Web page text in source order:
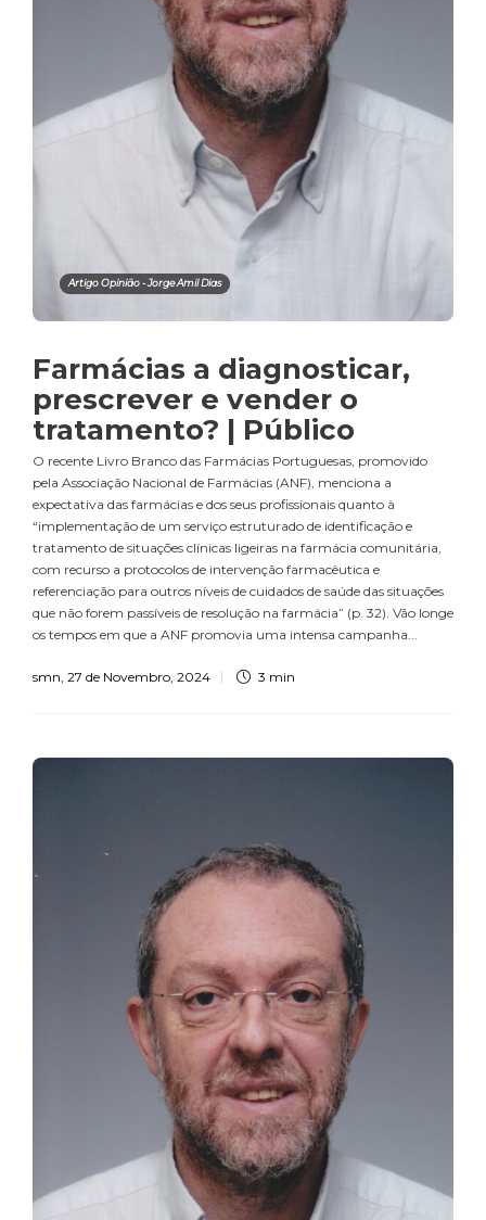
Artigo Opinião - Jorge Amil Dias
Farmácias a diagnosticar,
prescrever e vender o
tratamento? | Público
O recente Livro Branco das Farmácias Portuguesas, promovido
pela Associação Nacional de Farmácias (ANF), menciona a
expectativa das farmácias e dos seus profissionais quanto à
“implementação de um serviço estruturado de identificação e
tratamento de situações clínicas ligeiras na farmácia comunitária,
com recurso a protocolos de intervenção farmacêutica e
referenciação para outros níveis de cuidados de saúde das situações
que não forem passíveis de resolução na farmácia” (p. 32). Vão longe
os tempos em que a ANF promovia uma intensa campanha...
smn 27 de Novembro, 2024 3 min